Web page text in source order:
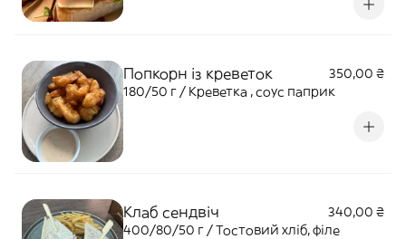
Попкорн із креветок
350,00 ₴
180/50 г / Креветка , соус паприк
Клаб сендвіч
340,00 ₴
400/80/50 г / Тостовий хліб, філе